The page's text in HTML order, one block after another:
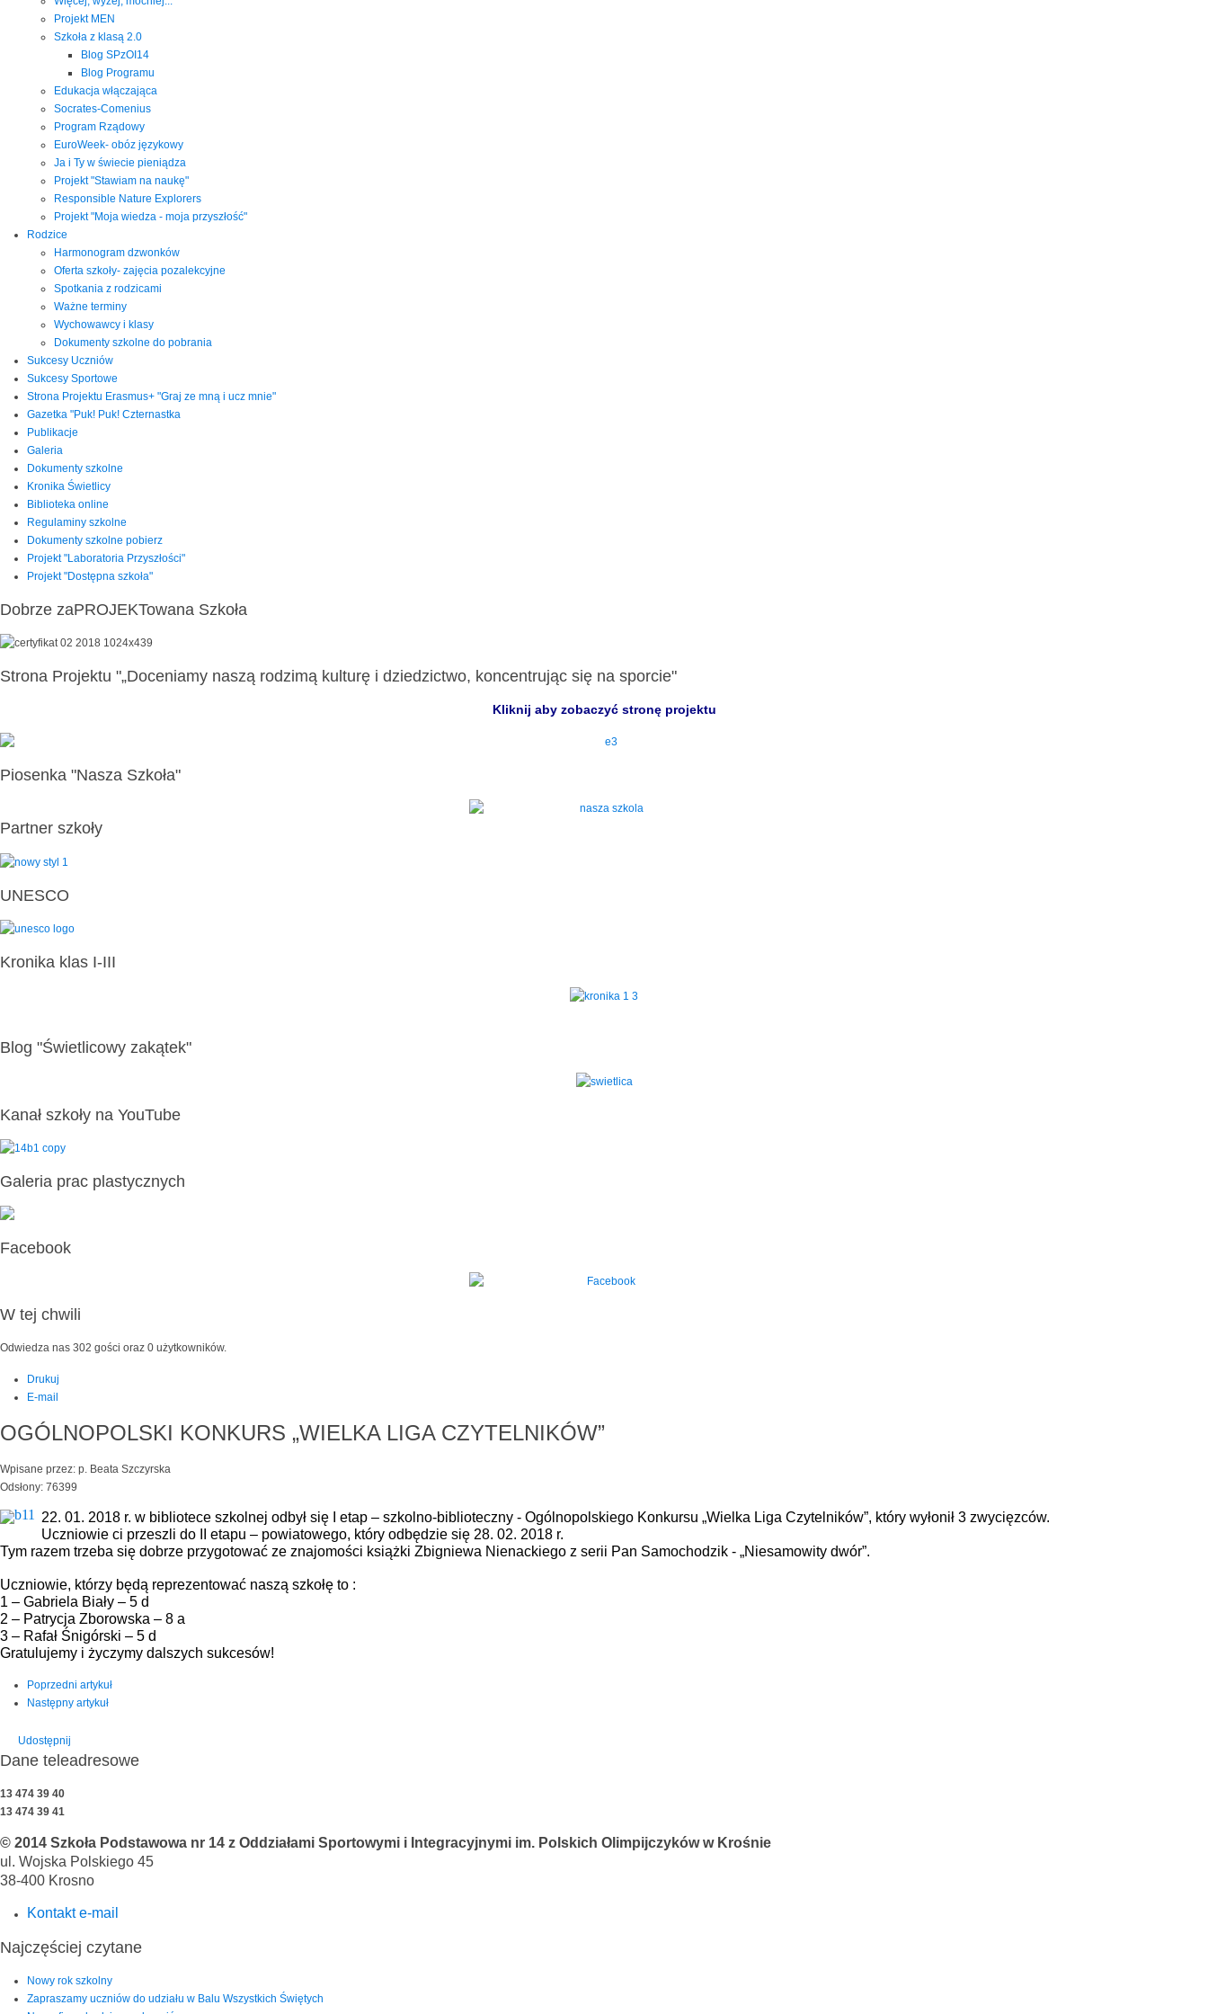
Projekt MEN
Szkoła z klasą 2.0
Blog SPzOI14
Blog Programu
Edukacja włączająca
Socrates-Comenius
Program Rządowy
EuroWeek- obóz językowy
Ja i Ty w świecie pieniądza
Projekt "Stawiam na naukę"
Responsible Nature Explorers
Projekt "Moja wiedza - moja przyszłość"
Rodzice
Harmonogram dzwonków
Oferta szkoły- zajęcia pozalekcyjne
Spotkania z rodzicami
Ważne terminy
Wychowawcy i klasy
Dokumenty szkolne do pobrania
Sukcesy Uczniów
Sukcesy Sportowe
Strona Projektu Erasmus+ "Graj ze mną i ucz mnie"
Gazetka "Puk! Puk! Czternastka
Publikacje
Galeria
Dokumenty szkolne
Kronika Świetlicy
Biblioteka online
Regulaminy szkolne
Dokumenty szkolne pobierz
Projekt "Laboratoria Przyszłości"
Projekt "Dostępna szkoła"
Dobrze zaPROJEKTowana Szkoła
Strona Projektu "„Doceniamy naszą rodzimą kulturę i dziedzictwo, koncentrując się na sporcie"
Kliknij aby zobaczyć stronę projektu
Piosenka "Nasza Szkoła"
Partner szkoły
UNESCO
Kronika klas I-III
Blog "Świetlicowy zakątek"
Kanał szkoły na YouTube
Galeria prac plastycznych
Facebook
W tej chwili
Odwiedza nas 302 gości oraz 0 użytkowników.
Drukuj
E-mail
OGÓLNOPOLSKI KONKURS „WIELKA LIGA CZYTELNIKÓW”
Wpisane przez: p. Beata Szczyrska
Odsłony: 76399
22. 01. 2018 r. w bibliotece szkolnej odbył się I etap – szkolno-biblioteczny - Ogólnopolskiego Konkursu „Wielka Liga Czytelników”, który wyłonił 3 zwycięzców.
Uczniowie ci przeszli do II etapu – powiatowego, który odbędzie się 28. 02. 2018 r.
Tym razem trzeba się dobrze przygotować ze znajomości książki Zbigniewa Nienackiego z serii Pan Samochodzik - „Niesamowity dwór”.
Uczniowie, którzy będą reprezentować naszą szkołę to :
1 – Gabriela Biały – 5 d
2 – Patrycja Zborowska – 8 a
3 – Rafał Śnigórski – 5 d
Gratulujemy i życzymy dalszych sukcesów!
Poprzedni artykuł
Następny artykuł
Udostępnij
Dane teleadresowe
13 474 39 40
13 474 39 41
© 2014 Szkoła Podstawowa nr 14 z Oddziałami Sportowymi i Integracyjnymi im. Polskich Olimpijczyków w Krośnie
ul. Wojska Polskiego 45
38-400 Krosno
Kontakt e-mail
Najczęściej czytane
Nowy rok szkolny
Zapraszamy uczniów do udziału w Balu Wszystkich Świętych